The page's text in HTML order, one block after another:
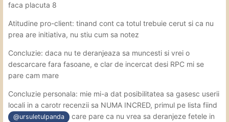
faca placuta 8
Atitudine pro-client: tinand cont ca totul trebuie cerut si ca nu
prea are initiativa, nu stiu cum sa notez
Concluzie: daca nu te deranjeaza sa muncesti si vrei o
descarcare fara fasoane, e clar de incercat desi RPC mi se
pare cam mare
Concluzie personala: mie mi-a dat posibilitatea sa gasesc userii
locali in a carotr recenzii sa NUMA INCRED, primul pe lista fiind
@ursuletulpanda
care pare ca nu vrea sa deranjeze fetele in